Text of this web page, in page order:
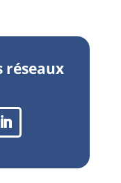
réseaux